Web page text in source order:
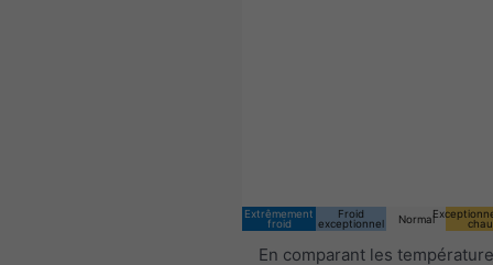
Extrêmement
froid
Froid
exceptionnel
Normal
En comparant les